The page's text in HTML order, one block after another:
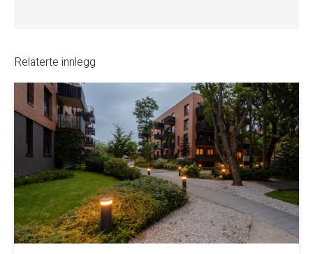
Relaterte innlegg